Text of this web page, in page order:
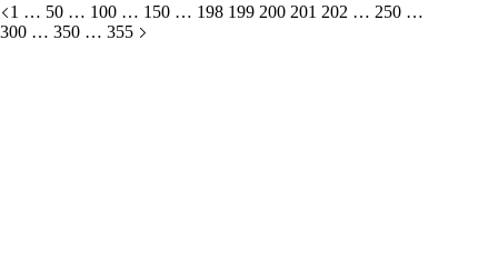
1 … 50 … 100 … 150 … 198 199 200 201 202 … 250 …
300 … 350 … 355